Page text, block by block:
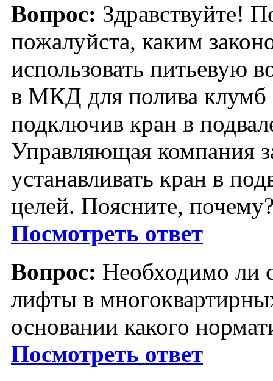
Вопрос: Здравствуйте!
пожалуйста, каким
использовать питьевую
в МКД для полива клумб
подключив кран в
Управляющая компания
устанавливать кран в
целей. Поясните,
Посмотреть ответ
Вопрос: Необходимо ли
лифты в
основании какого
Посмотреть ответ